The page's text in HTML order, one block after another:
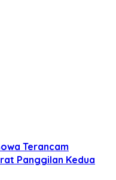
Terancam
Panggilan Kedua